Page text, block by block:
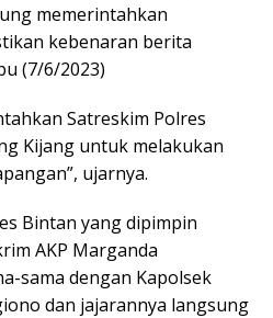
memerintahkan
kebenaran berita
(7/6/2023)
Satreskim Polres
Kijang untuk melakukan
ujarnya.
Bintan yang dipimpin
AKP Marganda
sama dengan Kapolsek
dan jajarannya langsung